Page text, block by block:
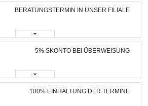
BERATUNGSTERMIN IN UNSER FILIALE
5% SKONTO BEI ÜBERWEISUNG
100% EINHALTUNG DER TERMINE